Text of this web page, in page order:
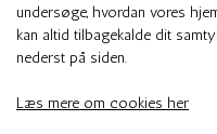
undersøge, hvordan vores
kan altid tilbagekalde dit
nederst på siden.
Læs mere om cookies her
Du kan til enhver tid
bundfoden af ​​vores e-mails.
persondata/privatlivspolitik,
We use Mailchimp as our
subscribe, you acknowledge